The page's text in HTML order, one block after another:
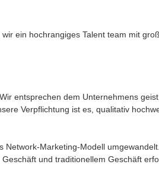
ein hochrangiges Talent team mit
entsprechen dem Unternehmens
Verpflichtung ist es, qualitativ
Marketing-Modell
und traditionellem Geschäft